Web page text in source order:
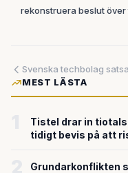
rekonstruera beslut
MEST LÄSTA
Tistel drar in
tidigt bevis på att
Grundarkonflikten